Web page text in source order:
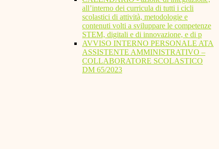
all’interno dei curricula di tutti i cicli
scolastici di attività, metodologie e
contenuti volti a sviluppare le competenze
STEM, digitali e di innovazione, e di p
AVVISO INTERNO PERSONALE ATA
ASSISTENTE AMMINISTRATIVO –
COLLABORATORE SCOLASTICO
DM 65/2023